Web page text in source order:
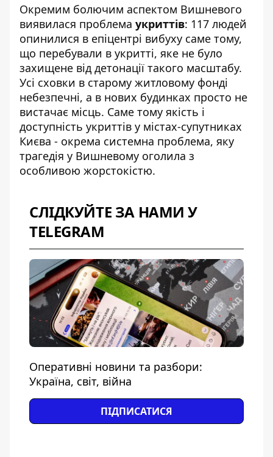
Окремим болючим аспектом Вишневого
виявилася проблема укриттів: 117 людей
опинилися в епіцентрі вибуху саме тому,
що перебували в укритті, яке не було
захищене від детонації такого масштабу.
Усі сховки в старому житловому фонді
небезпечні, а в нових будинках просто не
вистачає місць. Саме тому якість і
доступність укриттів у містах-супутниках
Києва - окрема системна проблема, яку
трагедія у Вишневому оголила з
особливою жорстокістю.
СЛІДКУЙТЕ ЗА НАМИ У
TELEGRAM
Оперативні новини та разбори:
Україна, світ, війна
ПІДПИСАТИСЯ